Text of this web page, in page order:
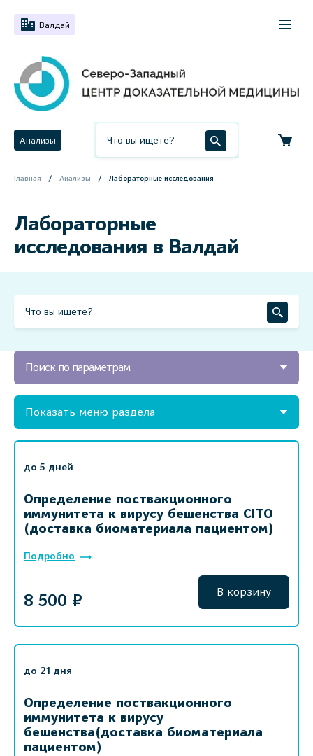
Валдай
Анализы
Главная Анализы Лабораторные исследования
Лабораторные
исследования в Валдай
Поиск по параметрам
Показать меню раздела
до 5 дней
Определение поствакционного
иммунитета к вирусу бешенства СITO
(доставка биоматериала пациентом)
Подробно
8 500 ₽ В корзину
до 21 дня
Определение поствакционного
иммунитета к вирусу
бешенства(доставка биоматериала
пациентом)